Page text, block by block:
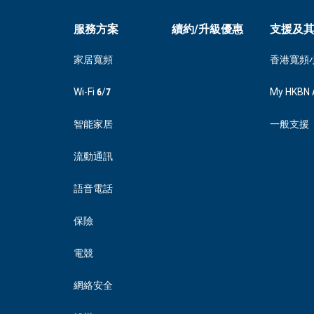
服務方案
家居寬頻
Wi-Fi 6/7
智能家居
流動通訊
語音電話
保險
電競
網絡安全
續約/升級優惠 支援及
香港寬頻
My HKBN
一般支援